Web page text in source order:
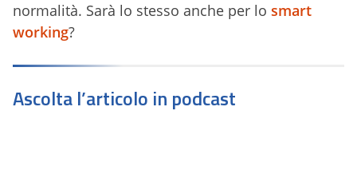
normalità. Sarà lo stesso anche per lo smart
working?
Ascolta l’articolo in podcast